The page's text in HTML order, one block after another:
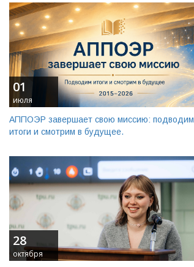
01
июля
АППОЭР завершает свою миссию: подводим
итоги и смотрим в будущее.
28
октября